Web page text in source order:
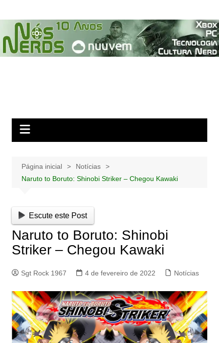
para
conteúdo
Página inicial
Notícias
Naruto to Boruto: Shinobi Striker – Chegou Kawaki
Escute este Post
Naruto to Boruto: Shinobi
Striker – Chegou Kawaki
Sgt Rock 1967 4 de fevereiro de 2022 Notícias